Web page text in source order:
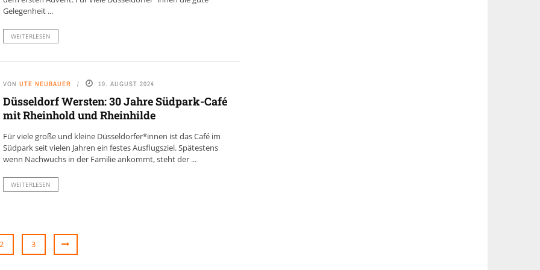
Gelegenheit ...
WEITERLESEN
VON UTE NEUBAUER 19. AUGUST 2024
Düsseldorf Wersten: 30 Jahre Südpark-Café
mit Rheinhold und Rheinhilde
Für viele große und kleine Düsseldorfer*innen ist das Café im
Südpark seit vielen Jahren ein festes Ausflugsziel. Spätestens
wenn Nachwuchs in der Familie ankommt, steht der ...
WEITERLESEN
2 3